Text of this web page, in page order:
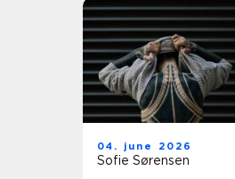
04. june 2026
Sofie Sørensen